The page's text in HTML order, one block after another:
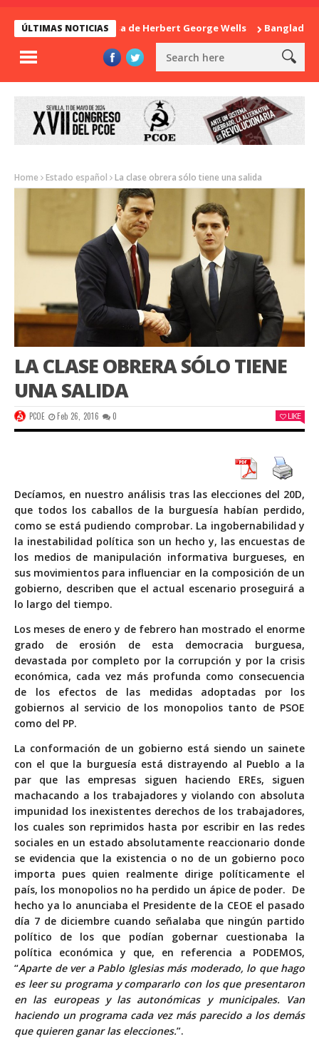
ÚLTIMAS NOTICIAS
La sorpresa de Herbert George Wells Bangladesh:
Home Estado español La clase obrera sólo tiene una salida
LA CLASE OBRERA SÓLO TIENE
UNA SALIDA
PCOE Feb 26, 2016 0 LIKE
Decíamos, en nuestro análisis tras las elecciones del 20D,
que todos los caballos de la burguesía habían perdido,
como se está pudiendo comprobar. La ingobernabilidad y
la inestabilidad política son un hecho y, las encuestas de
los medios de manipulación informativa burgueses, en
sus movimientos para influenciar en la composición de un
gobierno, describen que el actual escenario proseguirá a
lo largo del tiempo.
Los meses de enero y de febrero han mostrado el enorme
grado de erosión de esta democracia burguesa,
devastada por completo por la corrupción y por la crisis
económica, cada vez más profunda como consecuencia
de los efectos de las medidas adoptadas por los
gobiernos al servicio de los monopolios tanto de PSOE
como del PP.
La conformación de un gobierno está siendo un sainete
con el que la burguesía está distrayendo al Pueblo a la
par que las empresas siguen haciendo EREs, siguen
machacando a los trabajadores y violando con absoluta
impunidad los inexistentes derechos de los trabajadores,
los cuales son reprimidos hasta por escribir en las redes
sociales en un estado absolutamente reaccionario donde
se evidencia que la existencia o no de un gobierno poco
importa pues quien realmente dirige políticamente el
país, los monopolios no ha perdido un ápice de poder. De
hecho ya lo anunciaba el Presidente de la CEOE el pasado
día 7 de diciembre cuando señalaba que ningún partido
político de los que podían gobernar cuestionaba la
política económica y que, en referencia a PODEMOS,
“Aparte de ver a Pablo Iglesias más moderado, lo que hago
es leer su programa y compararlo con los que presentaron
en las europeas y las autonómicas y municipales. Van
haciendo un programa cada vez más parecido a los demás
que quieren ganar las elecciones.”.